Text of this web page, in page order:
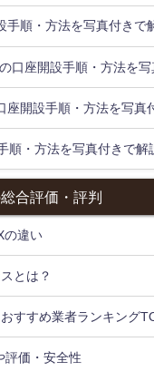
手順・方法を写真付きで
口座開設手順・方法を写
座開設手順・方法を写真
順・方法を写真付きで解
合評価・評判
の違い
とは？
すすめ業者ランキング
評価・安全性